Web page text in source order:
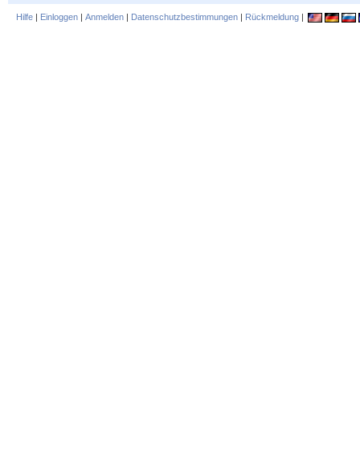
Hilfe | Einloggen | Anmelden | Datenschutzbestimmungen | Rückmeldung |